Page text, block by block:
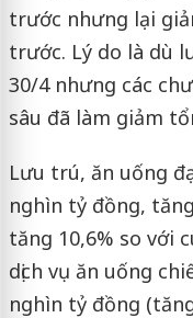
trước nhưng lại
trước. Lý do là dù
30/4 nhưng các
sâu đã làm giảm
Lưu trú, ăn uống
nghìn tỷ đồng,
tăng 10,6% so với
dịch vụ ăn uống
nghìn tỷ đồng